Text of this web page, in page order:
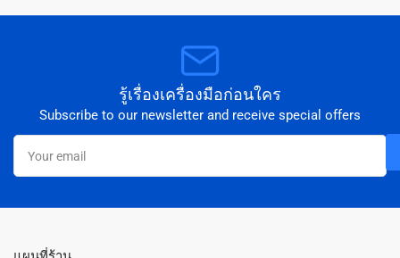
รู้เรื่องเครื่องมือก่อนใคร
Subscribe to our newsletter and receive special offers
Your
email